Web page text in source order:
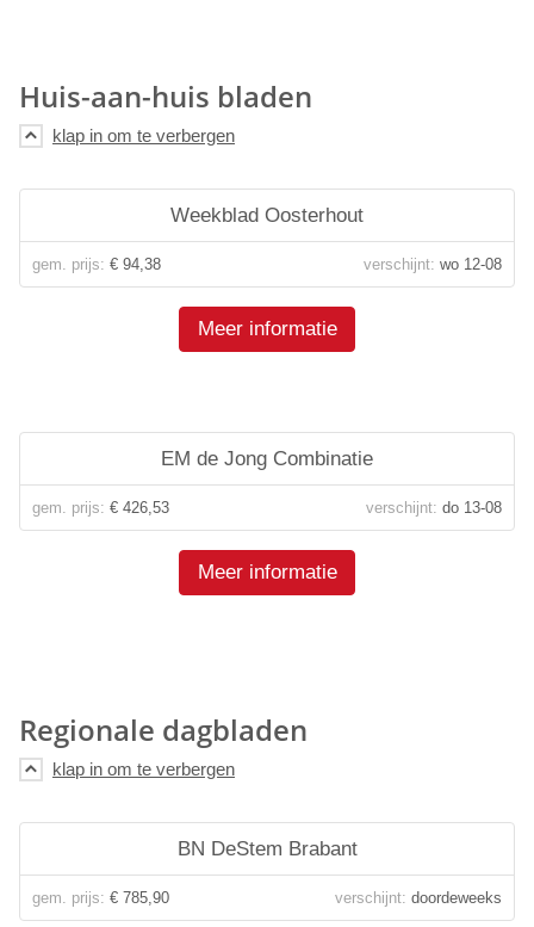
Huis-aan-huis bladen
Weekblad Oosterhout
gem. prijs: € 94,38 verschijnt: wo 12-08
Meer informatie
EM de Jong Combinatie
gem. prijs: € 426,53 verschijnt: do 13-08
Meer informatie
Regionale dagbladen
BN DeStem Brabant
gem. prijs: € 785,90 verschijnt: doordeweeks